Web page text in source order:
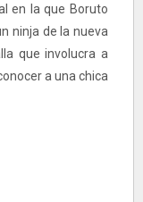
en la que Boruto
ninja de la nueva
que involucra a
a una chica